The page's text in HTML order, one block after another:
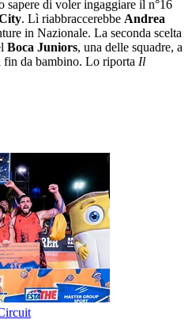
sapere di voler ingaggiare il n°16
. Lì riabbraccerebbe Andrea
in Nazionale. La seconda scelta
Boca Juniors, una delle squadre, a
fin da bambino. Lo riporta Il